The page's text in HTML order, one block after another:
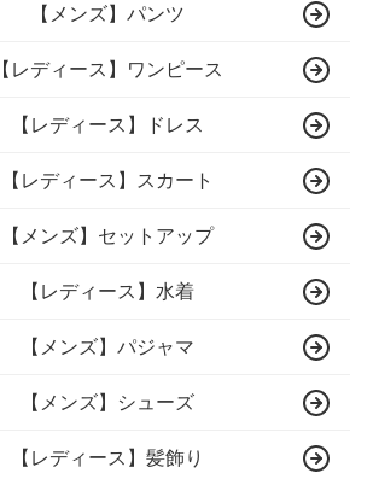
【メンズ】パンツ
【レディース】ワンピース
【レディース】ドレス
【レディース】スカート
【メンズ】セットアップ
【レディース】水着
【メンズ】パジャマ
【メンズ】シューズ
【レディース】髪飾り